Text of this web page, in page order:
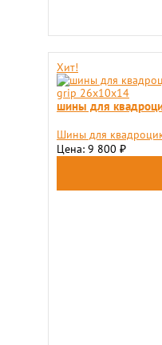
Хит!
шины для
Шины для
Цена: 9 800 ₽